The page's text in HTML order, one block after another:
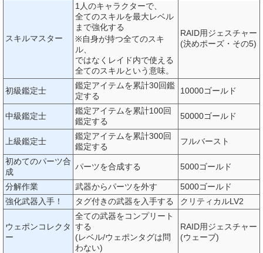
スキルマスター
1人のキャラクターで、
全てのスキルを最大レベル
まで強化する
※自身が持つ全てのスキ
ル、
ではなくレイド内で使える
全てのスキルという意味。
RAID用ジェスチャー
(決めポーズ・その5)
初級鑑定士
鑑定アイテムを累計30回鑑
定する
10000ゴールド
中級鑑定士
鑑定アイテムを累計100回
鑑定する
50000ゴールド
上級鑑定士
鑑定アイテムを累計300回
鑑定する
フルバースト
初めてのパーツ合
成
パーツを合成する 5000ゴールド
分解作業 武器からパーツを外す
5000ゴールド
強化武器入手！
タグ付きの武器を入手する クリティカルLV2
ウェポンコレクタ
ー
全ての武器をコンプリート
する
(レベル/ウェポンタグは問
わない)
RAID用ジェスチャー
(ウェーブ)